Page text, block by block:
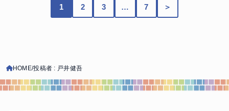
1 2 3 … 7 ＞
HOME 投稿者 : 戸井健吾